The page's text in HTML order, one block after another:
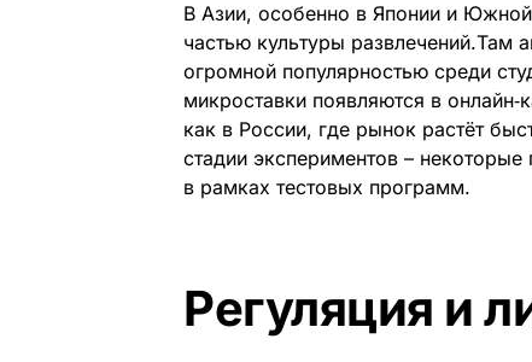
В Азии, особенно в Японии и
частью культуры развлечений.Там
огромной популярностью среди
микроставки появляются в
как в России, где рынок растёт
стадии экспериментов –
в рамках тестовых программ.
Регуляция и